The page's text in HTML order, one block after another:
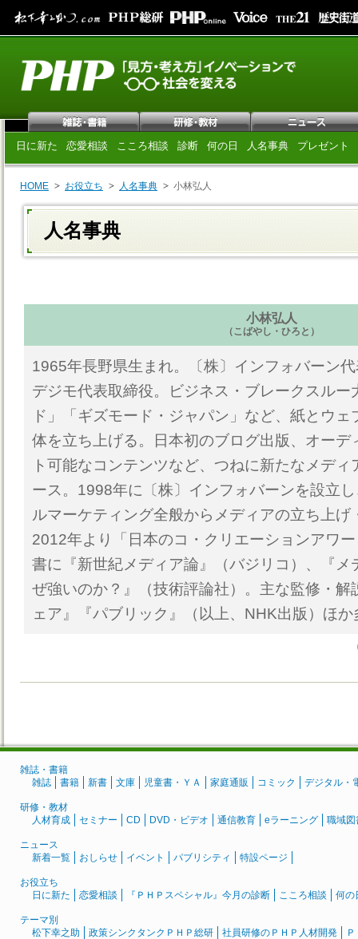
日に新た 恋愛相談 こころ相談 診断 何の日 人名事典 プレゼント
HOME お役立ち 人名事典 小林弘人
人名事典
小林弘人
（こばやし・ひろと）
1965年長野県生まれ。〔株〕インフォバーン
デジモ代表取締役。ビジネス・ブレークスルー
ド」「ギズモード・ジャパン」など、紙とウ
体を立ち上げる。日本初のブログ出版、オーデ
ト可能なコンテンツなど、つねに新たなメデ
ース。1998年に〔株〕インフォバーンを設立
ルマーケティング全般からメディアの立ち上げ
2012年より「日本のコ・クリエーションアワ
書に『新世紀メディア論』（バジリコ）、『メ
ぜ強いのか？』（技術評論社）。主な監修・解
ェア』『パブリック』（以上、NHK出版）ほか
雑誌・書籍
雑誌
書籍 新書 文庫 児童書・ＹＡ 家庭通販 コミック デジタル・
研修・教材
人材育成
セミナー CD DVD・ビデオ 通信教育 eラーニング 職域図
ニュース
新着一覧
おしらせ イベント パブリシティ 特設ページ
お役立ち
日に新た
恋愛相談 『ＰＨＰスペシャル』今月の診断 こころ相談 何の
テーマ別
松下幸之助
政策シンクタンクＰＨＰ総研 社員研修のＰＨＰ人材開発